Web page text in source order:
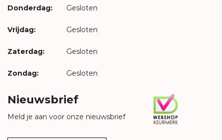
Donderdag: Gesloten
Vrijdag: Gesloten
Zaterdag: Gesloten
Zondag: Gesloten
Nieuwsbrief
Meld je aan voor onze nieuwsbrief